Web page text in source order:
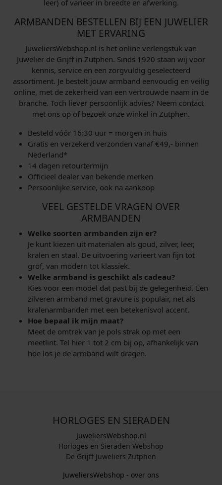
leer) of varieer in breedte en afwerking.
ARMBANDEN BESTELLEN BIJ EEN JUWELIER
MET ERVARING
JuweliersWebshop.nl is het online verlengstuk van
Juwelier de Grijff in Zutphen. Sinds 1920 staan wij voor
kennis, service en een zorgvuldig geselecteerd
assortiment. Je bestelt jouw armband eenvoudig en veilig
online, met de zekerheid van een vertrouwde naam in de
branche. Toch liever persoonlijk advies? Neem contact
met ons op of bezoek onze winkel in Zutphen.
Besteld vóór 16:30 uur = morgen in huis
Gratis en verzekerd verzonden vanaf €49,- binnen
Nederland*
14 dagen retourtermijn
Officieel dealer van bekende merken
Persoonlijke service, ook na aankoop
VEEL GESTELDE VRAGEN OVER
ARMBANDEN
Welke soorten armbanden zijn er?
Je kunt kiezen uit materialen als goud, zilver, leer,
kralen en staal. De uitvoering varieert van fijn tot
grof, van modern tot klassiek.
Welke armband is geschikt als cadeau?
Kies voor een model dat past bij de gelegenheid. Een
zilveren armband met gravure is populair, net als
kralenarmbanden met een betekenisvol accent.
Hoe bepaal ik mijn maat?
Meet de omtrek van je pols strak op met een
meetlint. Tel hier 1 tot 2 cm bij op, afhankelijk van
hoe los je de armband wilt dragen.
HORLOGES EN SIERADEN
JuweliersWebshop.nl
Horloges en Sieraden Webshop
De Grijff Juweliers Zutphen
JuweliersWebshop - over ons